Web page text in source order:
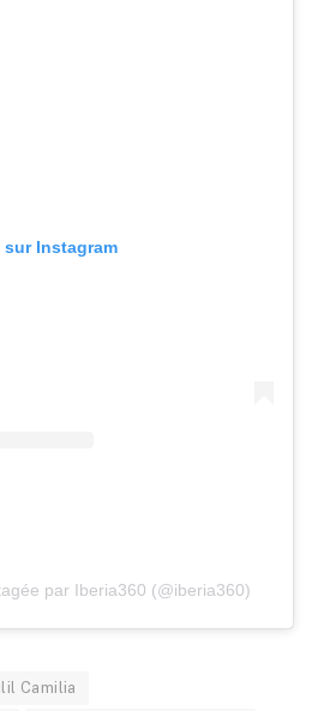
Instagram
par Iberia360 (@iberia360)
Camilia